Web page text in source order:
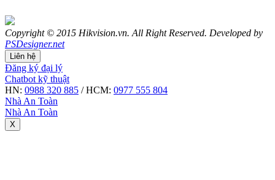
Copyright © 2015 Hikvision.vn. All Right Reserved. Developed by
PSDesigner.net
Liên hệ
Đăng ký đại lý
Chatbot kỹ thuật
HN: 0988 320 885 / HCM: 0977 555 804
Nhà An Toàn
Nhà An Toàn
X